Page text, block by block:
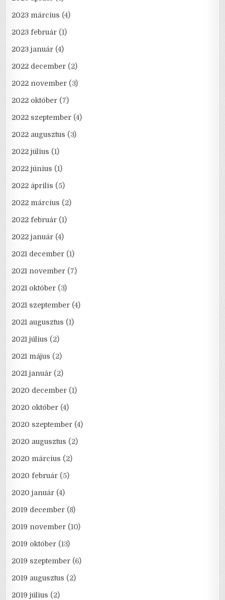
2023 március (4)
2023 február (1)
2023 január (4)
2022 december (2)
2022 november (3)
2022 október (7)
2022 szeptember (4)
2022 augusztus (3)
2022 július (1)
2022 június (1)
2022 április (5)
2022 március (2)
2022 február (1)
2022 január (4)
2021 december (1)
2021 november (7)
2021 október (3)
2021 szeptember (4)
2021 augusztus (1)
2021 július (2)
2021 május (2)
2021 január (2)
2020 december (1)
2020 október (4)
2020 szeptember (4)
2020 augusztus (2)
2020 március (2)
2020 február (5)
2020 január (4)
2019 december (8)
2019 november (10)
2019 október (13)
2019 szeptember (6)
2019 augusztus (2)
2019 július (2)